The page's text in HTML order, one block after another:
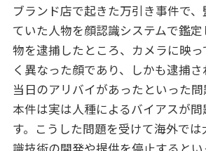
ブランド店で起きた万引き事件で
ていた人物を顔認識システムで鑑
物を逮捕したところ、カメラに映
く異なった顔であり、しかも逮捕
当日のアリバイがあったといった問
本件は実は人種によるバイアスが
す。こうした問題を受けて海外で